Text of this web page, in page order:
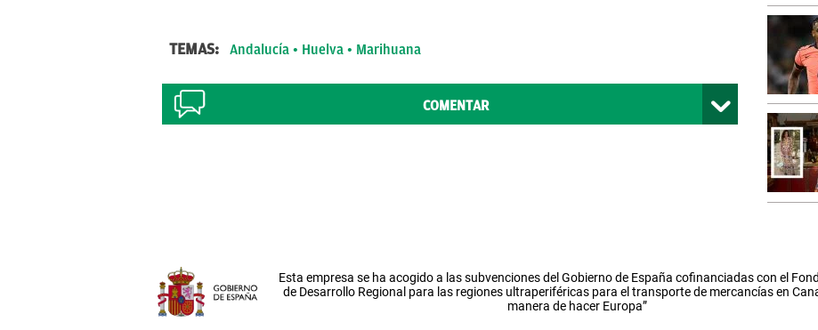
TEMAS: Andalucía Huelva Marihuana
COMENTAR
Esta empresa se ha acogido a las subvenciones del Gobierno de España cofinanciadas con el
de Desarrollo Regional para las regiones ultraperiféricas para el transporte de mercancías en
manera de hacer Europa”